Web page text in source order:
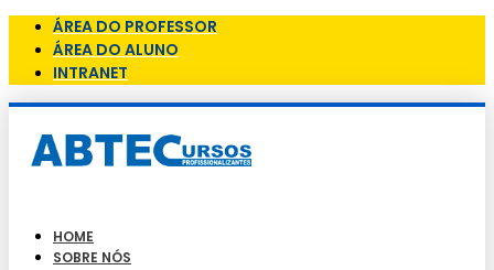
ÁREA DO PROFESSOR
ÁREA DO ALUNO
INTRANET
HOME
SOBRE NÓS